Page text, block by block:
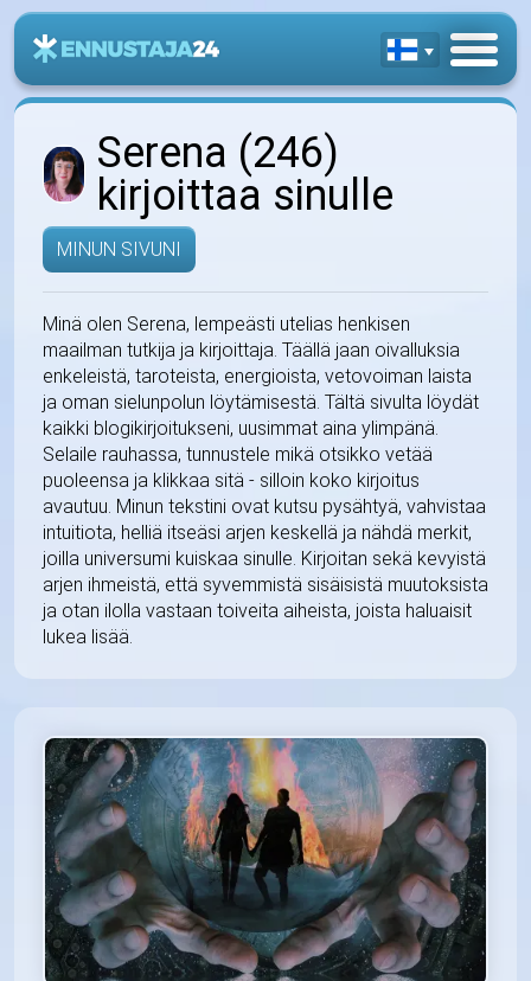
Serena (246)
kirjoittaa sinulle
MINUN SIVUNI
Minä olen Serena, lempeästi utelias henkisen
maailman tutkija ja kirjoittaja. Täällä jaan oivalluksia
enkeleistä, taroteista, energioista, vetovoiman laista
ja oman sielunpolun löytämisestä. Tältä sivulta löydät
kaikki blogikirjoitukseni, uusimmat aina ylimpänä.
Selaile rauhassa, tunnustele mikä otsikko vetää
puoleensa ja klikkaa sitä - silloin koko kirjoitus
avautuu. Minun tekstini ovat kutsu pysähtyä, vahvistaa
intuitiota, helliä itseäsi arjen keskellä ja nähdä merkit,
joilla universumi kuiskaa sinulle. Kirjoitan sekä kevyistä
arjen ihmeistä, että syvemmistä sisäisistä muutoksista
ja otan ilolla vastaan toiveita aiheista, joista haluaisit
lukea lisää.